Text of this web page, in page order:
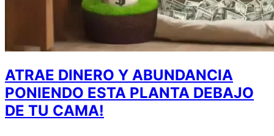
ATRAE DINERO Y ABUNDANCIA
PONIENDO ESTA PLANTA DEBAJO
DE TU CAMA!